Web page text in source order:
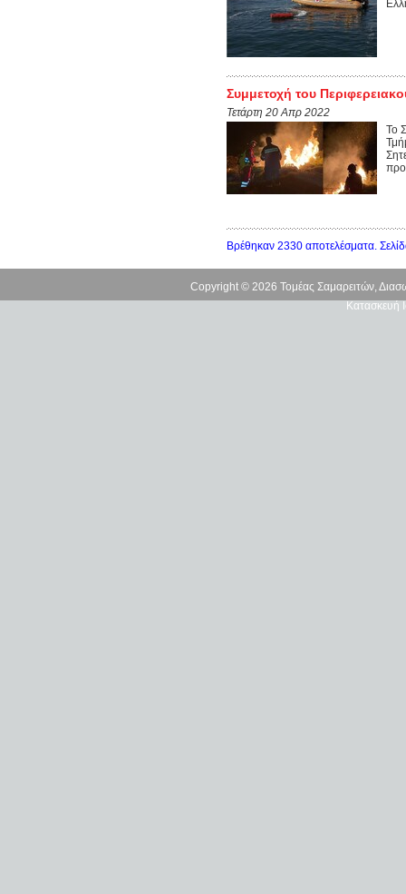
Συμμετοχή του
Τετάρτη 20 Απρ 2022
Το
Βρέθηκαν 2330 αποτελέσματα.
Copyright © 2026 Τομέας Σαμαρειτών,
Κατασκευή